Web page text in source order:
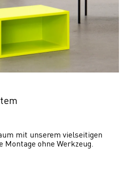
mit unserem vielseitigen
Montage ohne Werkzeug.